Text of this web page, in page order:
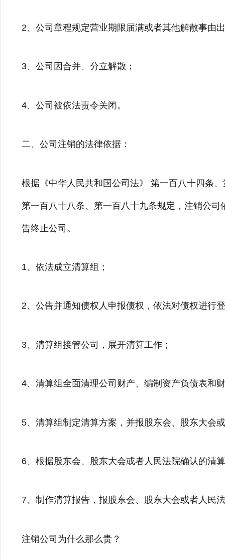
2、公司章程规定营业期限届满或者其他解散事由
3、公司因合并、分立解散；
4、公司被依法责令关闭。
二、公司注销的法律依据：
根据《中华人民共和国公司法》 第一百八十四条
第一百八十八条、第一百八十九条规定，注销公
告终止公司。
1、依法成立清算组；
2、公告并通知债权人申报债权，依法对债权进行
3、清算组接管公司，展开清算工作；
4、清算组全面清理公司财产、编制资产负债表和
5、清算组制定清算方案，并报股东会、股东大会
6、根据股东会、股东大会或者人民法院确认的清
7、制作清算报告，报股东会、股东大会或者人民
注销公司为什么那么贵？